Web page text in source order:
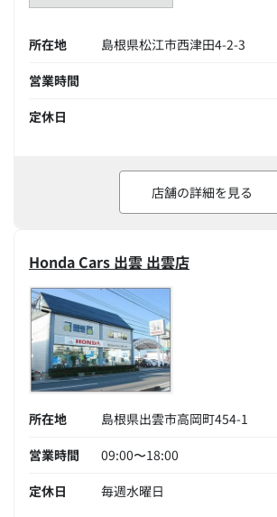
所在地
島根県松江市西津田4-2-3
営業時間
定休日
店舗の詳細を見る
Honda Cars 出雲 出雲店
所在地
島根県出雲市高岡町454-1
営業時間
09:00〜18:00
定休日
毎週水曜日